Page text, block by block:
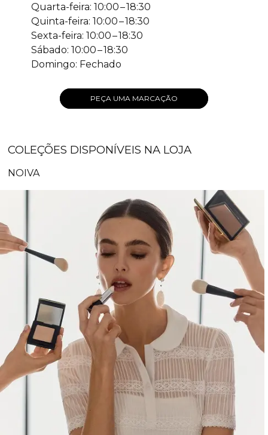
Quarta-feira: 10:00 – 18:30
Quinta-feira: 10:00 – 18:30
Sexta-feira: 10:00 – 18:30
Sábado: 10:00 – 18:30
Domingo: Fechado
PEÇA UMA MARCAÇÃO
COLEÇÕES DISPONÍVEIS NA LOJA
NOIVA